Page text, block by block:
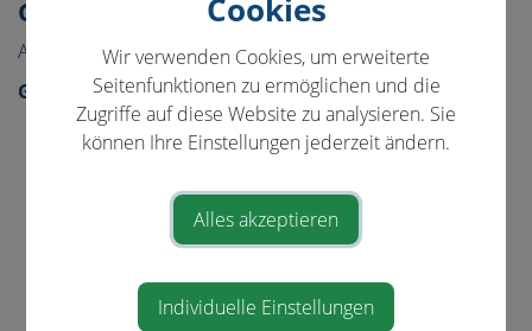
Gemeinde & Bürgerservice
Aktuelles
Gemeinde
Gemeindeamt
Cookies
Wir verwenden Cookies, um erweiterte
Seitenfunktionen zu ermöglichen und die
Zugriffe auf diese Website zu analysieren. Sie
können Ihre Einstellungen jederzeit ändern.
Alles akzeptieren
Individuelle Einstellungen